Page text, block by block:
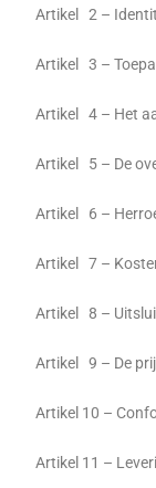
Artikel 2 –
Artikel 3 –
Artikel 4 – Het
Artikel 5 – De
Artikel 6 –
Artikel 7 –
Artikel 8 –
Artikel 9 – De
Artikel 10 –
Artikel 11 –